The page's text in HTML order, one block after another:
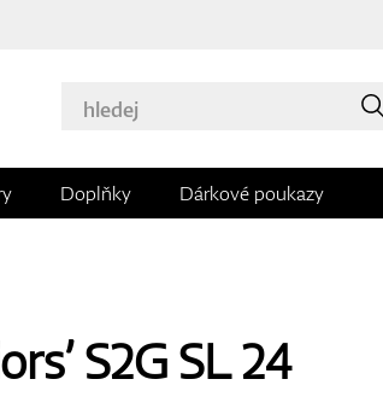
Doplňky Dárkové poukazy
S2G SL 24